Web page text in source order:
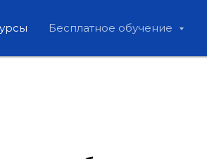
Бесплатное обучение